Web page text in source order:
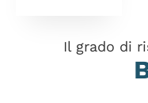
Il grado di